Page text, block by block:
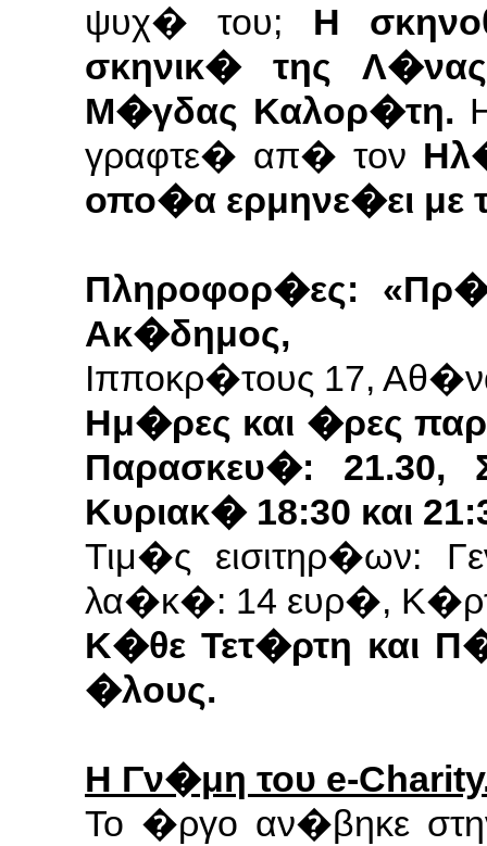
ψυχ� του; Η
σκηνικ� της
Μ�γδας Καλορ�τη.
γραφτε� απ� τον
οπο�α ερμηνε�ει με
Πληροφορ�ες:
Ακ�δημος,
Ιπποκρ�τους 17,
Hμ�ρες και �ρες
Παρασκευ�: 21.30,
Κυριακ� 18:30 και
Τιμ�ς εισιτηρ�ων:
λα�κ�: 14 ευρ�,
Κ�θε Τετ�ρτη και
�λους.
Η Γν�μη του e-
Το �ργο αν�βηκε